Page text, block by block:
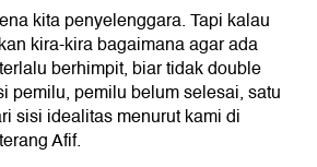
kita penyelenggara. Tapi kalau
kira-kira bagaimana agar ada
berhimpit, biar tidak double
pemilu, pemilu belum selesai, satu
sisi idealitas menurut kami di
Afif.